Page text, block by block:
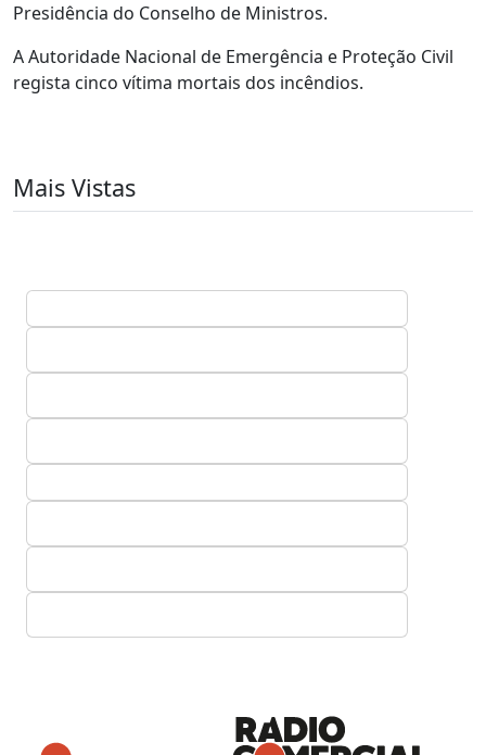
Presidência do Conselho de Ministros.
A Autoridade Nacional de Emergência e Proteção Civil
regista cinco vítima mortais dos incêndios.
Mais Vistas